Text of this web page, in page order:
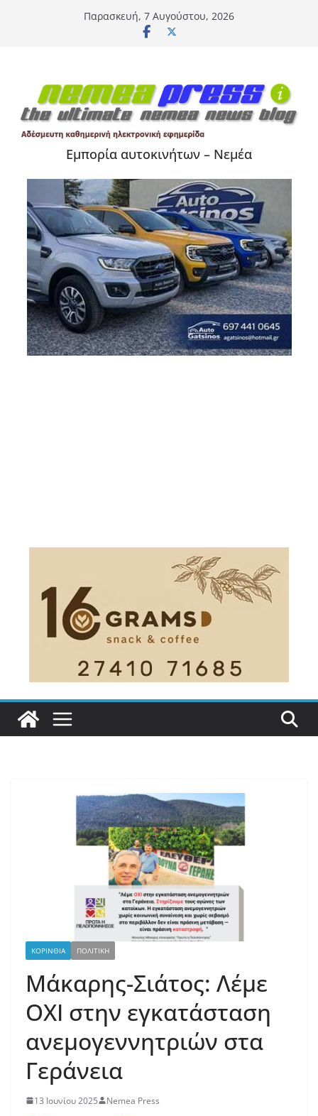
Παρασκευή, 7 Αυγούστου, 2026
Εμπορία αυτοκινήτων – Νεμέα
ΚΟΡΙΝΘΙΑ ΠΟΛΙΤΙΚΗ
Μάκαρης-Σιάτος: Λέμε
ΟΧΙ στην εγκατάσταση
ανεμογεννητριών στα
Γεράνεια
13 Ιουνίου 2025 Nemea Press